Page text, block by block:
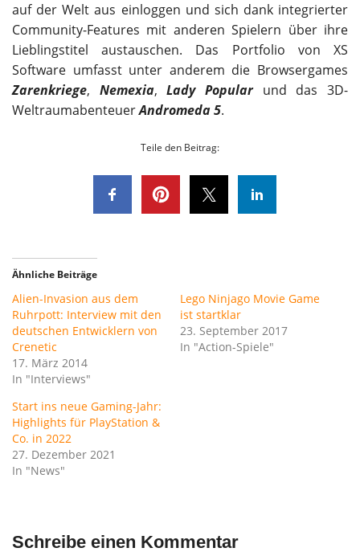
auf der Welt aus einloggen und sich dank integrierter
Community-Features mit anderen Spielern über ihre
Lieblingstitel austauschen. Das Portfolio von XS
Software umfasst unter anderem die Browsergames
Zarenkriege, Nemexia,Lady Popularund das 3D-
WeltraumabenteuerAndromeda 5.
Teile den Beitrag:
Ähnliche Beiträge
Alien-Invasion aus dem
Ruhrpott: Interview mit den
deutschen Entwicklern von
Crenetic
17. März 2014
In "Interviews"
Lego Ninjago Movie Game
ist startklar
23. September 2017
In "Action-Spiele"
Start ins neue Gaming-Jahr:
Highlights für PlayStation &
Co. in 2022
27. Dezember 2021
In "News"
Schreibe einen Kommentar